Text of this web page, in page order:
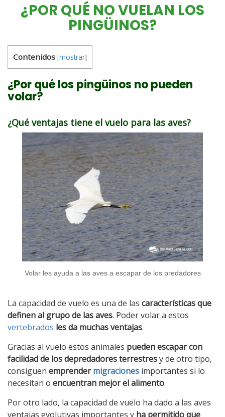
¿POR QUÉ NO VUELAN LOS
PINGÜINOS?
Contenidos [mostrar]
¿Por qué los pingüinos no pueden
volar?
¿Qué ventajas tiene el vuelo para las aves?
Volar les ayuda a las aves a escapar de los predadores
La capacidad de vuelo es una de las características que
definen al grupo de las aves. Poder volar a estos
vertebrados les da muchas ventajas.
Gracias al vuelo estos animales pueden escapar con
facilidad de los depredadores terrestresy de otro tipo,
consiguen emprendermigraciones importantes si lo
necesitan o encuentran mejor el alimento.
Por otro lado, la capacidad de vuelo ha dado a las aves
ventajas evolutivas importantes y ha permitido que